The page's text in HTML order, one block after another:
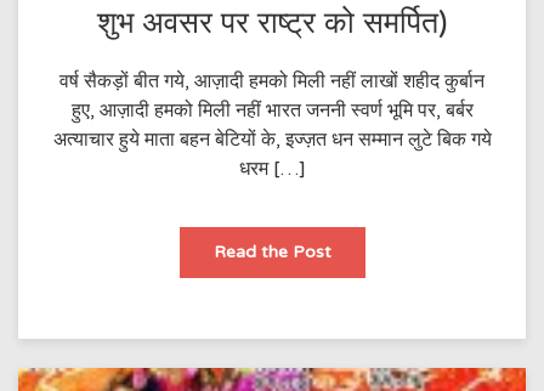
शुभ अवसर पर राष्ट्र को समर्पित)
वर्ष सैकड़ों बीत गये, आज़ादी हमको मिली नहीं लाखों शहीद कुर्बान
हुए, आज़ादी हमको मिली नहीं भारत जननी स्वर्ण भूमि पर, बर्बर
अत्याचार हुये माता बहन बेटियों के, इज्ज़त धन सम्मान लुटे बिक गये
धरम […]
Read the Postजंगे
(आजादी
वर्षगाँठ
शुभ